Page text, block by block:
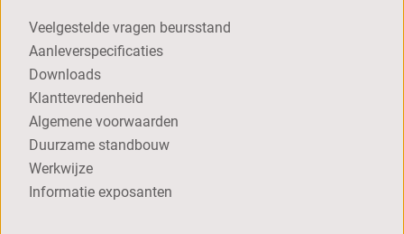
Veelgestelde vragen beursstand
Aanleverspecificaties
Downloads
Klanttevredenheid
Algemene voorwaarden
Duurzame standbouw
Werkwijze
Informatie exposanten